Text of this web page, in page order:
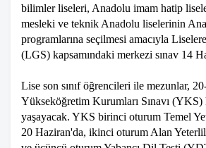
bilimler liseleri, Anadolu imam hatip
mesleki ve teknik Anadolu liselerinin
programlarına seçilmesi amacıyla
(LGS) kapsamındaki merkezi sınav 14
Lise son sınıf öğrencileri ile mezunlar,
Yükseköğretim Kurumları Sınavı (YKS)
yaşayacak. YKS birinci oturum Temel
20 Haziran'da, ikinci oturum Alan